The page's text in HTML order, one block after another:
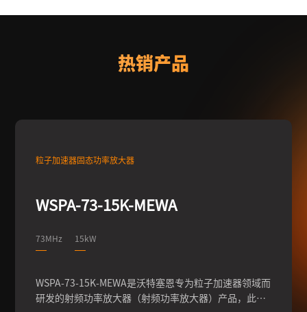
热销产品
粒子加速器固态功率放大器
WSPA-73-15K-MEWA
73MHz 15kW
WSPA-73-15K-MEWA是沃特塞恩专为粒子加速器领域而
研发的射频功率放大器（射频功率放大器）产品，此型